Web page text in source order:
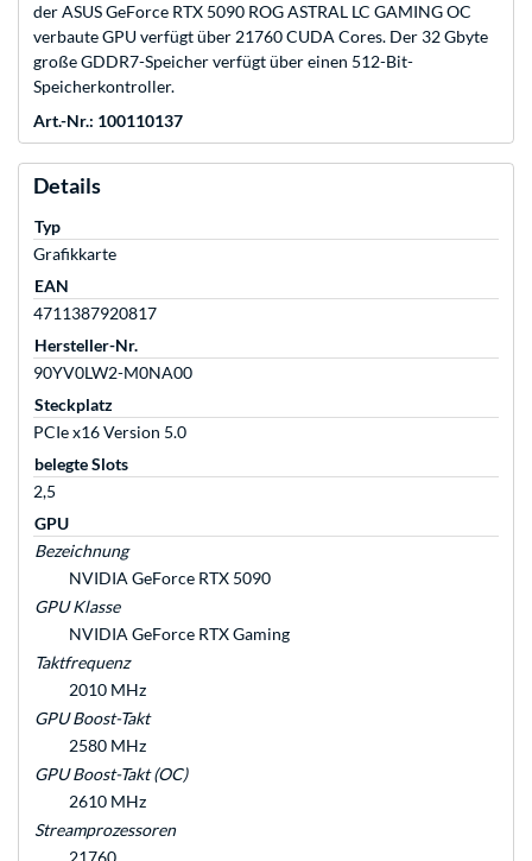
der ASUS GeForce RTX 5090 ROG ASTRAL LC GAMING OC
verbaute GPU verfügt über 21760 CUDA Cores. Der 32 Gbyte
große GDDR7-Speicher verfügt über einen 512-Bit-
Speicherkontroller.
Art.-Nr.: 100110137
Details
Typ
Grafikkarte
EAN
4711387920817
Hersteller-Nr.
90YV0LW2-M0NA00
Steckplatz
PCIe x16 Version 5.0
belegte Slots
2,5
GPU
Bezeichnung
NVIDIA GeForce RTX 5090
GPU Klasse
NVIDIA GeForce RTX Gaming
Taktfrequenz
2010 MHz
GPU Boost-Takt
2580 MHz
GPU Boost-Takt (OC)
2610 MHz
Streamprozessoren